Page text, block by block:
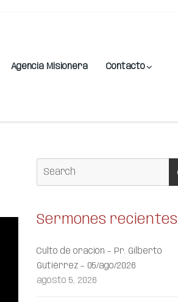
Agencia Misionera Contacto
Sermones recientes
Culto de oración – Pr. Gilberto
Gutiérrez – 05/ago/2026
agosto 5, 2026